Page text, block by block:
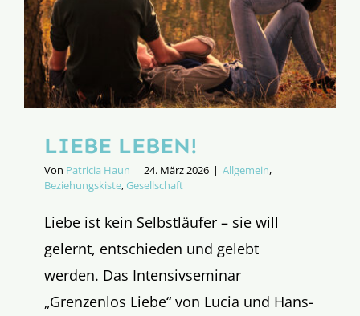
LIEBE LEBEN!
Von Patricia Haun | 24. März 2026 | Allgemein,
Beziehungskiste,Gesellschaft
Liebe ist kein Selbstläufer – sie will
gelernt, entschieden und gelebt
werden. Das Intensivseminar
„Grenzenlos Liebe“ von Lucia und Hans-